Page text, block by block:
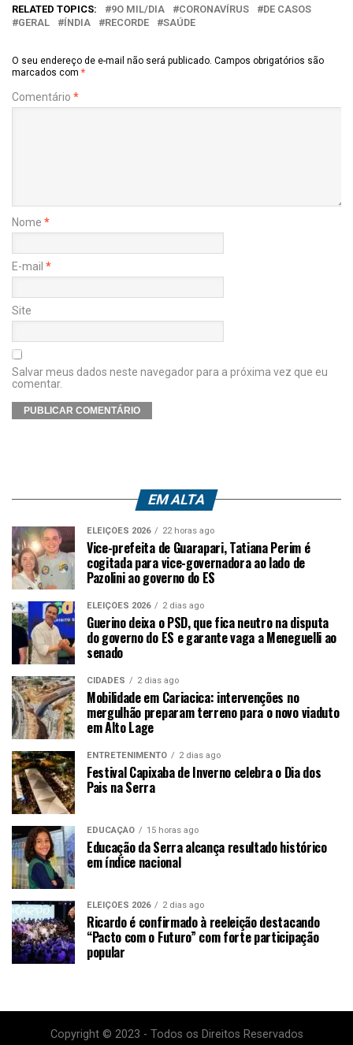
RELATED TOPICS: 9O MIL/DIA CORONAVÍRUS
DE CASOS
GERAL
ÍNDIA RECORDE SAÚDE
O seu endereço de e-mail não será publicado. Campos obrigatórios são
marcados com *
Comentário *
Nome *
E-mail *
Site
Salvar meus dados neste navegador para a próxima vez que eu
comentar.
EM ALTA
ELEIÇÕES 2026 22 horas ago
Vice-prefeita de Guarapari, Tatiana Perim é
cogitada para vice-governadora ao lado de
Pazolini ao governo do ES
ELEIÇÕES 2026 2 dias ago
Guerino deixa o PSD, que fica neutro na disputa
do governo do ES e garante vaga a Meneguelli ao
senado
CIDADES 2 dias ago
Mobilidade em Cariacica: intervenções no
mergulhão preparam terreno para o novo viaduto
em Alto Lage
ENTRETENIMENTO 2 dias ago
Festival Capixaba de Inverno celebra o Dia dos
Pais na Serra
EDUCAÇÃO 15 horas ago
Educação da Serra alcança resultado histórico
em índice nacional
ELEIÇÕES 2026 2 dias ago
Ricardo é confirmado à reeleição destacando
“Pacto com o Futuro” com forte participação
popular
Copyright © 2023 - Todos os Direitos Reservados